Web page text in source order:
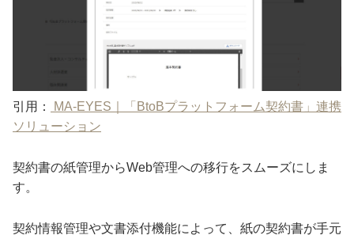
引用：
MA-EYES｜「BtoBプラットフォーム契約書」連携
ソリューション
契約書の紙管理からWeb管理への移行をスムーズにしま
す。
契約情報管理や文書添付機能によって、紙の契約書が手元